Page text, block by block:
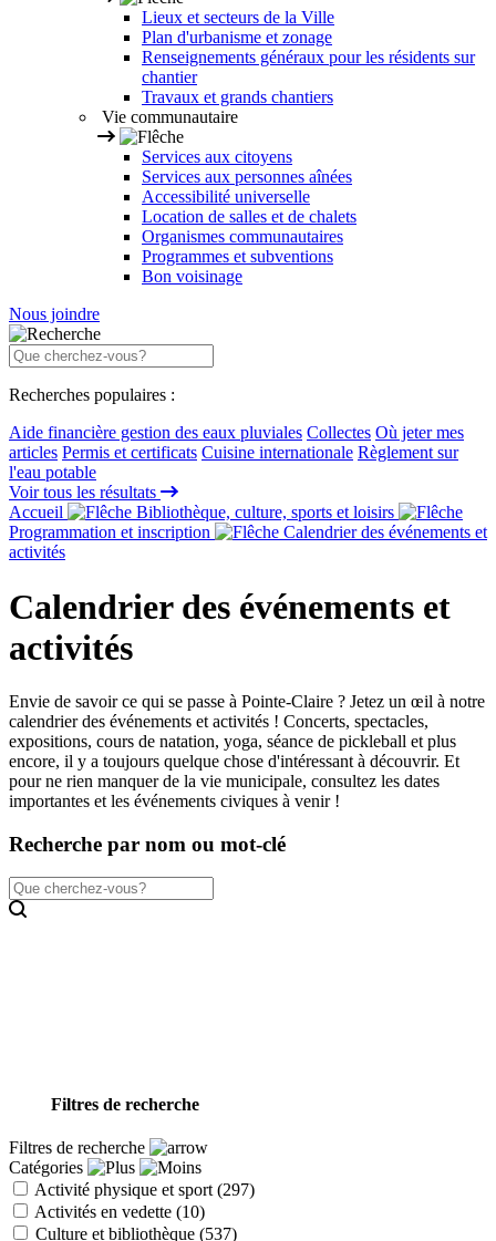
Lieux et secteurs de la Ville
Plan d'urbanisme et zonage
Renseignements généraux pour les résidents sur
chantier
Travaux et grands chantiers
Vie communautaire
Services aux citoyens
Services aux personnes aînées
Accessibilité universelle
Location de salles et de chalets
Organismes communautaires
Programmes et subventions
Bon voisinage
Nous joindre
Recherches populaires :
Aide financière gestion des eaux pluviales Collectes Où jeter mes
articles Permis et certificats Cuisine internationale Règlement sur
l'eau potable
Voir tous les résultats
Accueil
Bibliothèque, culture, sports et loisirs
Programmation et inscription
Calendrier des événements et
activités
Calendrier des événements et
activités
Envie de savoir ce qui se passe à Pointe-Claire ? Jetez un œil à notre
calendrier des événements et activités ! Concerts, spectacles,
expositions, cours de natation, yoga, séance de pickleball et plus
encore, il y a toujours quelque chose d'intéressant à découvrir. Et
pour ne rien manquer de la vie municipale, consultez les dates
importantes et les événements civiques à venir !
Recherche par nom ou mot-clé
Filtres de recherche
Filtres de recherche
Catégories
Activité physique et sport (297)
Activités en vedette (10)
Culture et bibliothèque (537)